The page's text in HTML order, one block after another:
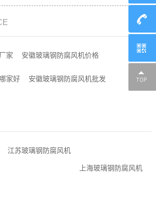
家 安徽玻璃钢防腐风机价格
家好 安徽玻璃钢防腐风机批发
江苏玻璃钢防腐风机
上海玻璃钢防腐风机